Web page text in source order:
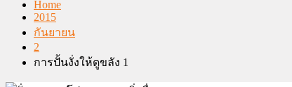
Home
2015
กันยายน
2
การปั้นงั่งให้ดูขลัง 1